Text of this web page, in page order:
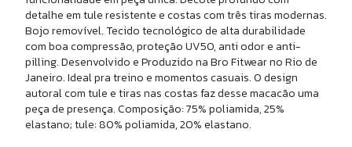
SAIA FITNESS CYBER
R$ 275,90
10x deR$ 27,59sem juros
detalhe em tule resistente e costas com três tiras modernas.
Bojo removível. Tecido tecnológico de alta durabilidade
com boa compressão, proteção UV50, anti odor e anti-
pilling. Desenvolvido e Produzido na Bro Fitwear no Rio de
Janeiro. Ideal pra treino e momentos casuais. O design
autoral com tule e tiras nas costas faz desse macacão uma
peça de presença. Composição: 75% poliamida, 25%
elastano; tule: 80% poliamida, 20% elastano.